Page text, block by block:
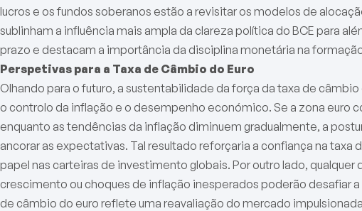
lucros e os fundos soberanos estão a revisitar os modelos de
sublinham a influência mais ampla da clareza política do BCE para
prazo e destacam a importância da disciplina monetária na
Perspetivas para a Taxa de Câmbio do Euro
Olhando para o futuro, a sustentabilidade da força da taxa de
o controlo da inflação e o desempenho económico. Se a zona euro
enquanto as tendências da inflação diminuem gradualmente, a
ancorar as expectativas. Tal resultado reforçaria a confiança na taxa
papel nas carteiras de investimento globais. Por outro lado,
crescimento ou choques de inflação inesperados poderão desafiar a
de câmbio do euro reflete uma reavaliação do mercado